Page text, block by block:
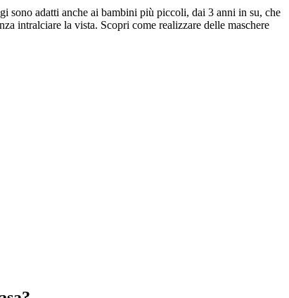
sono adatti anche ai bambini più piccoli, dai 3 anni in su, che
intralciare la vista. Scopri come realizzare delle maschere